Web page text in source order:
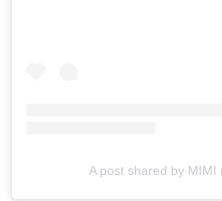
A post shared by MIMI